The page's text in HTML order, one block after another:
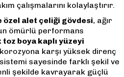
çalışmalarını kolaylaştırır.
özel alet çeliği gövdesi, ağır
ömürlü performans
boya kaplı yüzeyi
karşı yüksek direnç
sayesinde farklı şekil ve
şekilde kavrayarak güçlü